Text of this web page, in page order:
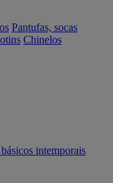
Pantufas, socas
Chinelos
intemporais